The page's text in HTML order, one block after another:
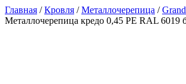
Главная /Кровля /Металлочерепица /
Металлочерепица кредо 0,45 PE RAL 6019